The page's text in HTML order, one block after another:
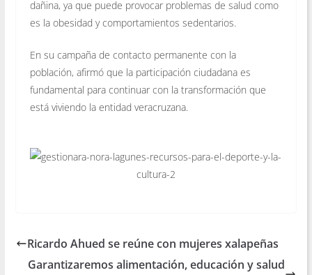
dañina, ya que puede provocar problemas de salud como
es la obesidad y comportamientos sedentarios.
En su campaña de contacto permanente con la
población, afirmó que la participación ciudadana es
fundamental para continuar con la transformación que
está viviendo la entidad veracruzana.
Ricardo Ahued se reúne con mujeres xalapeñas
Garantizaremos alimentación, educación y salud